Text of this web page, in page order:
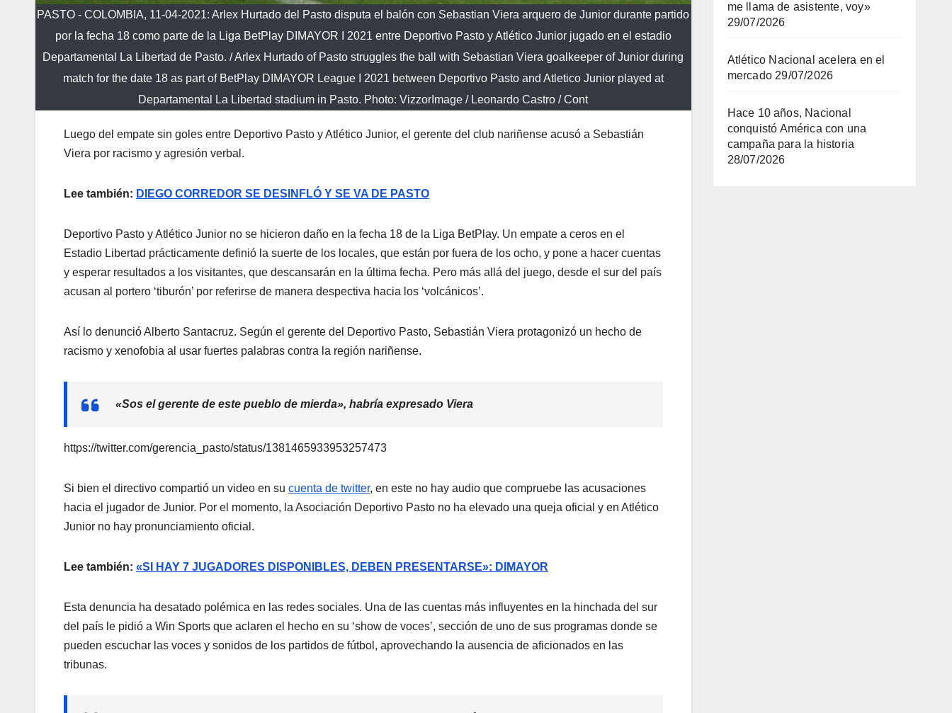
PASTO - COLOMBIA, 11-04-2021: Arlex Hurtado del Pasto disputa el balón con Sebastian Viera arquero de Junior durante partido
por la fecha 18 como parte de la Liga BetPlay DIMAYOR I 2021 entre Deportivo Pasto y Atlético Junior jugado en el estadio
Departamental La Libertad de Pasto. / Arlex Hurtado of Pasto struggles the ball with Sebastian Viera goalkeeper of Junior during
match for the date 18 as part of BetPlay DIMAYOR League I 2021 between Deportivo Pasto and Atletico Junior played at
Departamental La Libertad stadium in Pasto. Photo: VizzorImage / Leonardo Castro / Cont
Luego del empate sin goles entre Deportivo Pasto y Atlético Junior, el gerente del club nariñense acusó a Sebastián
Viera por racismo y agresión verbal.
Lee también: DIEGO CORREDOR SE DESINFLÓ Y SE VA DE PASTO
Deportivo Pasto y Atlético Junior no se hicieron daño en la fecha 18 de la Liga BetPlay. Un empate a ceros en el
Estadio Libertad prácticamente definió la suerte de los locales, que están por fuera de los ocho, y pone a hacer cuentas
y esperar resultados a los visitantes, que descansarán en la última fecha. Pero más allá del juego, desde el sur del país
acusan al portero ‘tiburón’ por referirse de manera despectiva hacia los ‘volcánicos’.
Así lo denunció Alberto Santacruz. Según el gerente del Deportivo Pasto, Sebastián Viera protagonizó un hecho de
racismo y xenofobia al usar fuertes palabras contra la región nariñense.
«Sos el gerente de este pueblo de mierda», habría expresado Viera
https://twitter.com/gerencia_pasto/status/1381465933953257473
Si bien el directivo compartió un video en su cuenta de twitter, en este no hay audio que compruebe las acusaciones
hacia el jugador de Junior. Por el momento, la Asociación Deportivo Pasto no ha elevado una queja oficial y en Atlético
Junior no hay pronunciamiento oficial.
Lee también: «SI HAY 7 JUGADORES DISPONIBLES, DEBEN PRESENTARSE»: DIMAYOR
Esta denuncia ha desatado polémica en las redes sociales. Una de las cuentas más influyentes en la hinchada del sur
del país le pidió a Win Sports que aclaren el hecho en su ‘show de voces’, sección de uno de sus programas donde se
pueden escuchar las voces y sonidos de los partidos de fútbol, aprovechando la ausencia de aficionados en las
tribunas.
me llama de asistente, voy»
29/07/2026
Atlético Nacional acelera en el
mercado 29/07/2026
Hace 10 años, Nacional
conquistó América con una
campaña para la historia
28/07/2026